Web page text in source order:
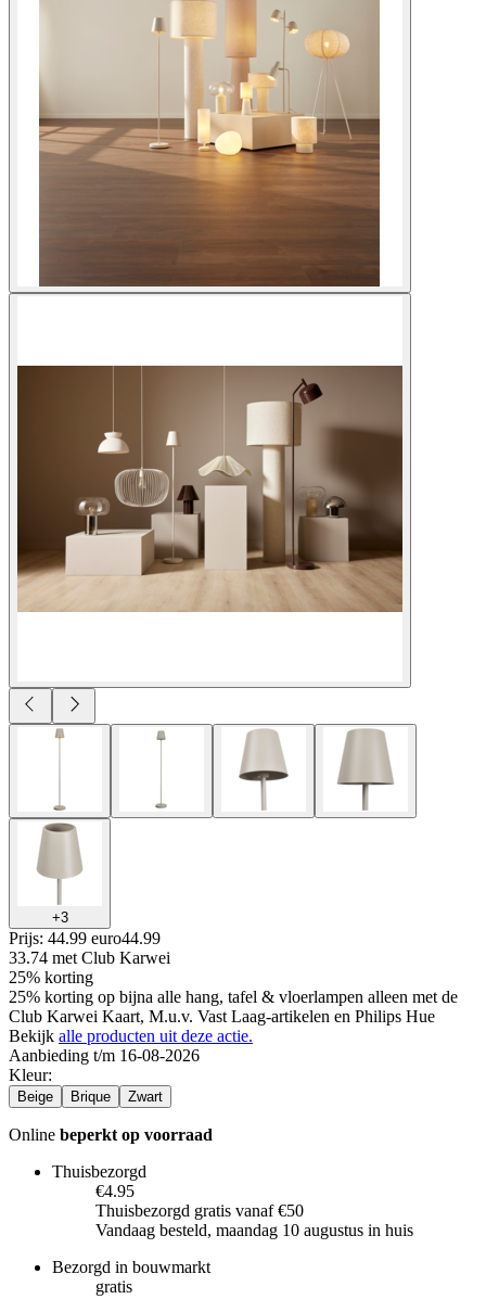
+3
Prijs: 44.99 euro44.99
33.74 met Club Karwei
25% korting
25% korting op bijna alle hang, tafel & vloerlampen alleen met de
Club Karwei Kaart, M.u.v. Vast Laag-artikelen en Philips Hue
Bekijk alle producten uit deze actie.
Aanbieding t/m 16-08-2026
Kleur:
Beige Brique Zwart
Online beperkt op voorraad
Thuisbezorgd
€4.95
Thuisbezorgd gratis vanaf €50
Vandaag besteld, maandag 10 augustus in huis
Bezorgd in bouwmarkt
gratis